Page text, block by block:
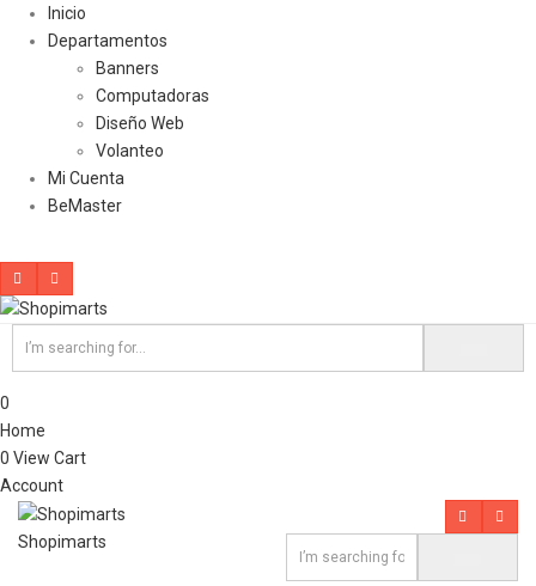
Inicio
Departamentos
Banners
Computadoras
Diseño Web
Volanteo
Mi Cuenta
BeMaster
0
Home
0 View Cart
Account
Shopimarts